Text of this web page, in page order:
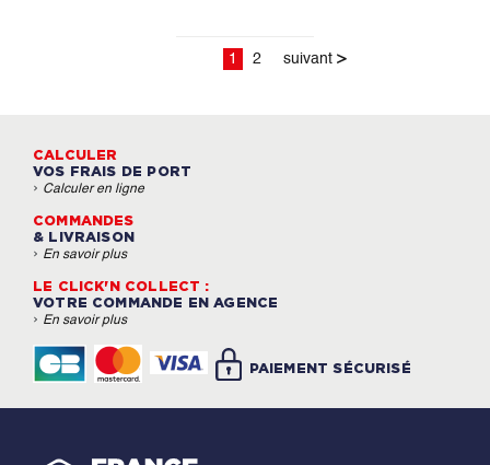
1 2 suivant >
CALCULER
VOS FRAIS DE PORT
› Calculer en ligne
COMMANDES
& LIVRAISON
› En savoir plus
LE CLICK'N COLLECT :
VOTRE COMMANDE EN AGENCE
› En savoir plus
PAIEMENT SÉCURISÉ